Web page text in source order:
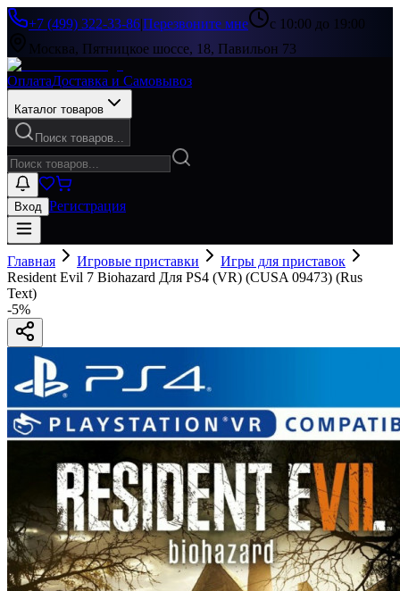
+7 (499) 322-33-86|Перезвоните мне
с 10:00 до 19:00
Москва, Пятницкое шоссе, 18, Павильон 73
ОплатаДоставка и Самовывоз
Каталог товаров
Поиск товаров...
Вход Регистрация
Главная Игровые приставки
Игры для приставок
Resident Evil 7 Biohazard Для PS4 (VR) (CUSA 09473) (Rus
Text)
-5%